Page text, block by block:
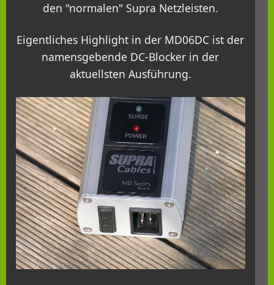
den "normalen" Supra Netzleisten.
Eigentliches Highlight in der MD06DC ist der
namensgebende DC-Blocker in der
aktuellsten Ausführung.